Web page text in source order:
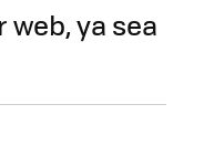
web, ya sea